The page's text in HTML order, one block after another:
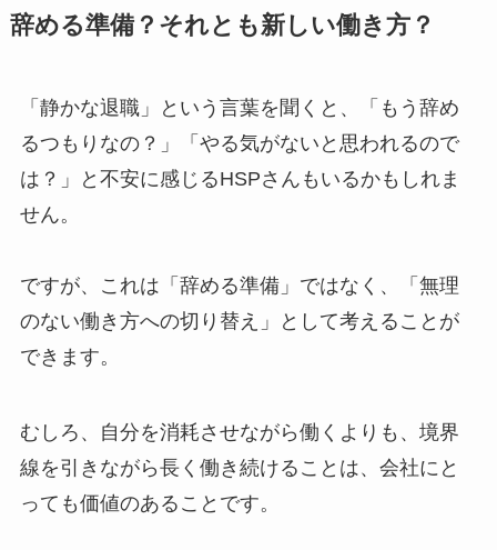
辞める準備？それとも新しい働き方？
「静かな退職」という言葉を聞くと、「もう辞め
るつもりなの？」「やる気がないと思われるので
は？」と不安に感じるHSPさんもいるかもしれま
せん。
ですが、これは「辞める準備」ではなく、「無理
のない働き方への切り替え」として考えることが
できます。
むしろ、自分を消耗させながら働くよりも、境界
線を引きながら長く働き続けることは、会社にと
っても価値のあることです。